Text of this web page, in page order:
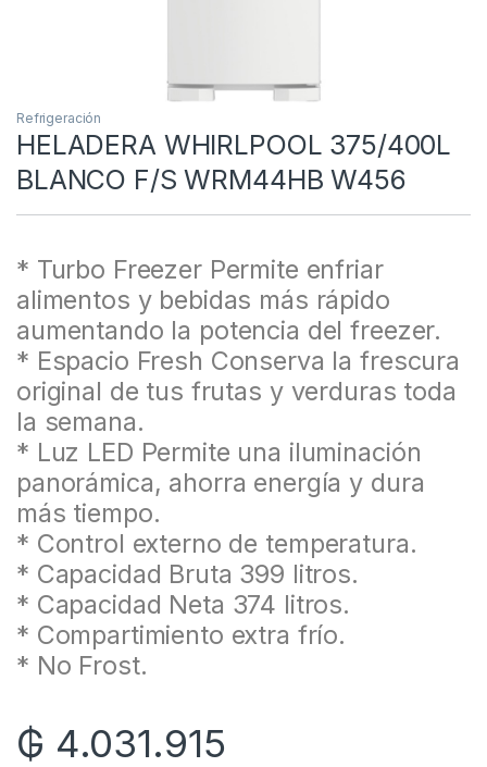
Refrigeración
HELADERA WHIRLPOOL 375/400L
BLANCO F/S WRM44HB W456
* Turbo Freezer Permite enfriar
alimentos y bebidas más rápido
aumentando la potencia del freezer.
* Espacio Fresh Conserva la frescura
original de tus frutas y verduras toda
la semana.
* Luz LED Permite una iluminación
panorámica, ahorra energía y dura
más tiempo.
* Control externo de temperatura.
* Capacidad Bruta 399 litros.
* Capacidad Neta 374 litros.
* Compartimiento extra frío.
* No Frost.
₲ 4.031.915